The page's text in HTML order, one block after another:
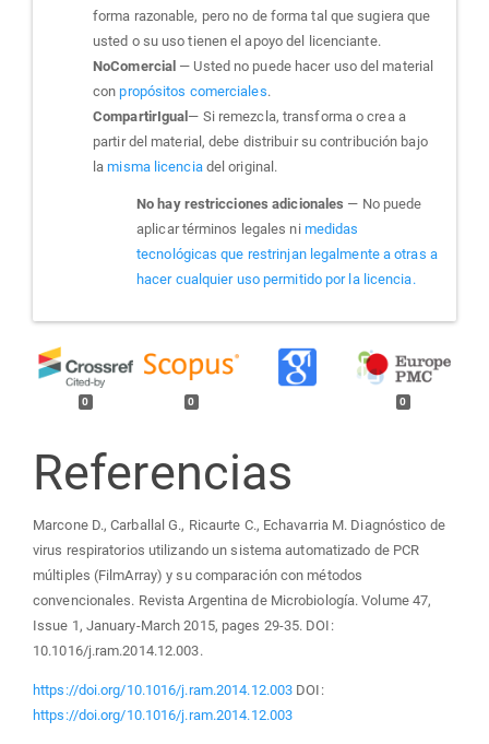
forma razonable, pero no de forma tal que sugiera que
usted o su uso tienen el apoyo del licenciante.
NoComercial — Usted no puede hacer uso del material
conpropósitos comerciales.
CompartirIgual — Si remezcla, transforma o crea a
partir del material, debe distribuir su contribución bajo
lamisma licenciadel original.
No hay restricciones adicionales — No puede
aplicar términos legales ni medidas
tecnológicas que restrinjan legalmente a otras a
hacer cualquier uso permitido por la licencia.
0 0 0
Referencias
Marcone D., Carballal G., Ricaurte C., Echavarria M. Diagnóstico de
virus respiratorios utilizando un sistema automatizado de PCR
múltiples (FilmArray) y su comparación con métodos
convencionales. Revista Argentina de Microbiología. Volume 47,
Issue 1, January-March 2015, pages 29-35. DOI:
10.1016/j.ram.2014.12.003.
https://doi.org/10.1016/j.ram.2014.12.003 DOI:
https://doi.org/10.1016/j.ram.2014.12.003